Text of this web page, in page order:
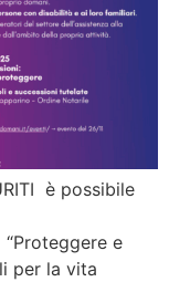
è possibile
e
per la vita